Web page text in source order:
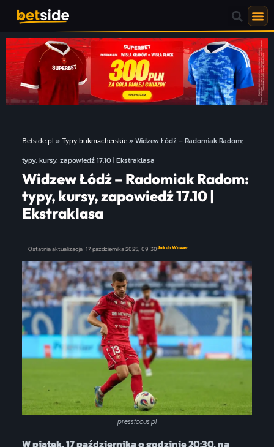
Betside.pl » Typy bukmacherskie»Widzew Łódź – Radomiak Radom:
typy, kursy, zapowiedź 17.10 | Ekstraklasa
Widzew Łódź – Radomiak Radom:
typy, kursy, zapowiedź 17.10 |
Ekstraklasa
Ostatnia aktualizacja: 17 października 2025, 09:30Jakub Wawer
pressfocus.pl
W piątek, 17 października o godzinie 20:30, na